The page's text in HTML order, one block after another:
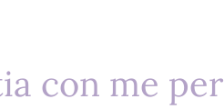
con me per